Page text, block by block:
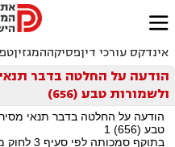

אינדקס עורכי דיןפסיקההמגזין
הודעה על החלטה בדבר
ולשמורות טבע (656)
הודעה על החלטה בדבר תנאי
טבע (656) 1